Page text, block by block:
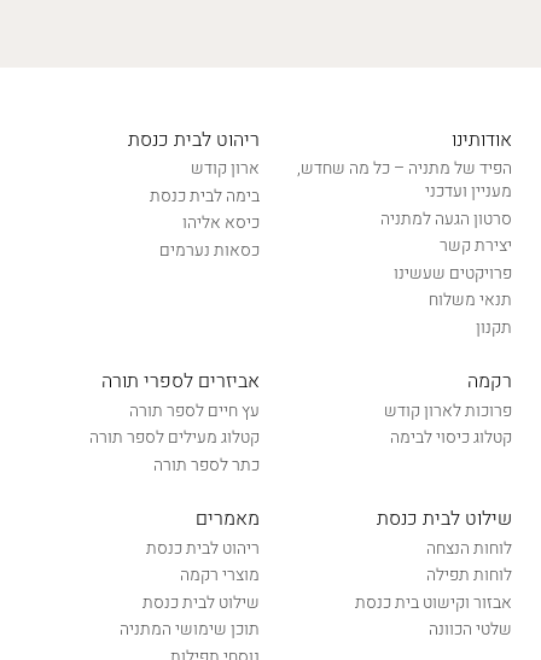
אודותינו
הפיד של מתניה – כל מה שחדש,
מעניין ועדכני
סרטון הגעה למתניה
יצירת קשר
פרויקטים שעשינו
תנאי משלוח
תקנון
ריהוט לבית כנסת
ארון קודש
בימה לבית כנסת
כיסא אליהו
כסאות נערמים
רקמה
פרוכות לארון קודש
קטלוג כיסוי לבימה
אביזרים לספרי תורה
עץ חיים לספר תורה
קטלוג מעילים לספר תורה
כתר לספר תורה
שילוט לבית כנסת
לוחות הנצחה
לוחות תפילה
אבזור וקישוט בית כנסת
שלטי הכוונה
מאמרים
ריהוט לבית כנסת
מוצרי רקמה
שילוט לבית כנסת
תוכן שימושי המתניה